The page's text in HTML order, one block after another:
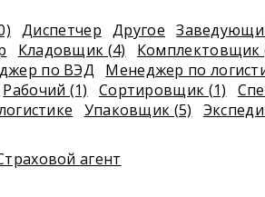
Диспетчер Другое
Кладовщик (4) Комплектовщик
по ВЭД
Менеджер по
Рабочий (1) Сортировщик (1)
Упаковщик (5)
агент